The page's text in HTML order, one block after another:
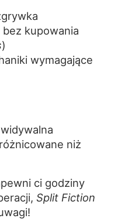
kupowania
)
wymagające
niż
ci godziny
Split Fiction